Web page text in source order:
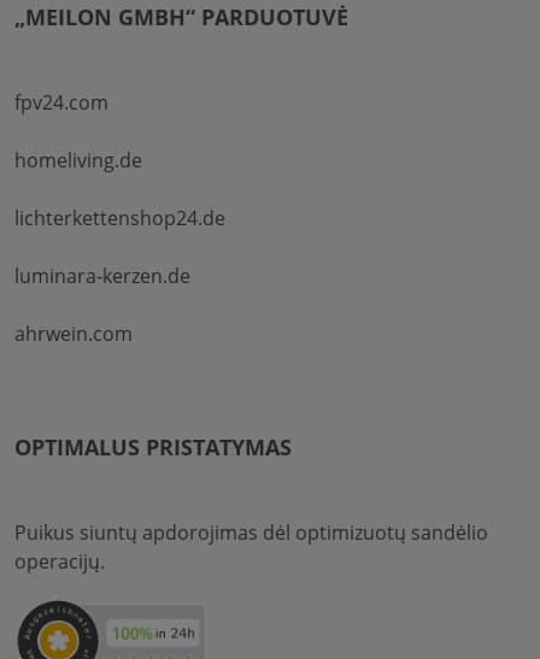
„MEILON GMBH“ PARDUOTUVĖ
fpv24.com
homeliving.de
lichterkettenshop24.de
luminara-kerzen.de
ahrwein.com
OPTIMALUS PRISTATYMAS
Puikus siuntų apdorojimas dėl optimizuotų sandėlio
operacijų.